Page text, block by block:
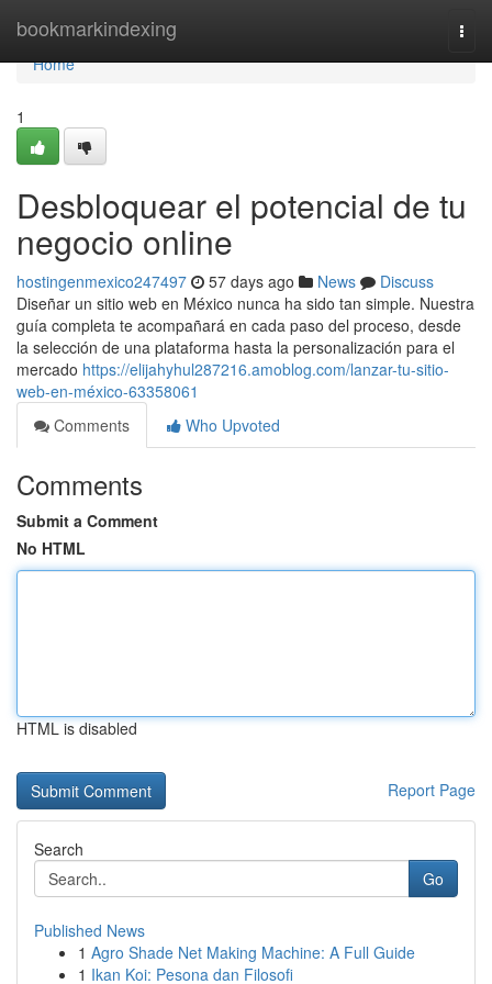
bookmarkindexing
Home
Home
1
Desbloquear el potencial de tu
negocio online
hostingenmexico247497 57 days ago News
Discuss
Diseñar un sitio web en México nunca ha sido tan simple. Nuestra
guía completa te acompañará en cada paso del proceso, desde
la selección de una plataforma hasta la personalización para el
mercado https://elijahyhul287216.amoblog.com/lanzar-tu-sitio-
web-en-méxico-63358061
Comments
Who Upvoted
Comments
Submit a Comment
No HTML
HTML is disabled
Report Page
Search
Go
Published News
1 Agro Shade Net Making Machine: A Full Guide
1 Ikan Koi: Pesona dan Filosofi